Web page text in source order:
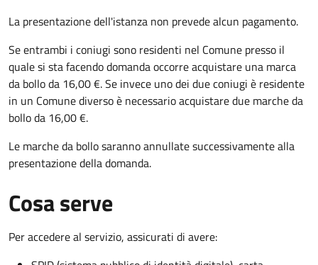
La presentazione dell'istanza non prevede alcun pagamento.
Se entrambi i coniugi sono residenti nel Comune presso il
quale si sta facendo domanda occorre acquistare una marca
da bollo da 16,00 €. Se invece uno dei due coniugi è residente
in un Comune diverso è necessario acquistare due marche da
bollo da 16,00 €.
Le marche da bollo saranno annullate successivamente alla
presentazione della domanda.
Cosa serve
Per accedere al servizio, assicurati di avere: